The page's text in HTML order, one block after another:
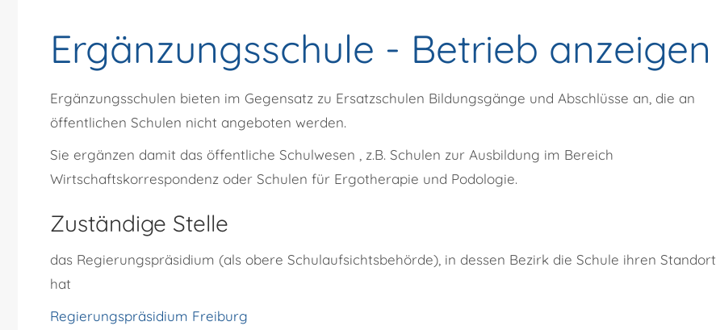
Ergänzungsschule - Betrieb anzeigen
Ergänzungsschulen bieten im Gegensatz zu Ersatzschulen Bildungsgänge und Abschlüsse an, die an
öffentlichen Schulen nicht angeboten werden.
Sie ergänzen damit das öffentliche Schulwesen , z.B. Schulen zur Ausbildung im Bereich
Wirtschaftskorrespondenz oder Schulen für Ergotherapie und Podologie.
Zuständige Stelle
das Regierungspräsidium (als obere Schulaufsichtsbehörde), in dessen Bezirk die Schule ihren Standort
hat
Regierungspräsidium Freiburg